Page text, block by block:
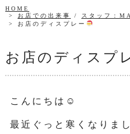
HOME
お店での出来事
/ スタッフ：
お店のディスプレー
お店のディスプ
こんにちは☺
最近ぐっと寒くなり